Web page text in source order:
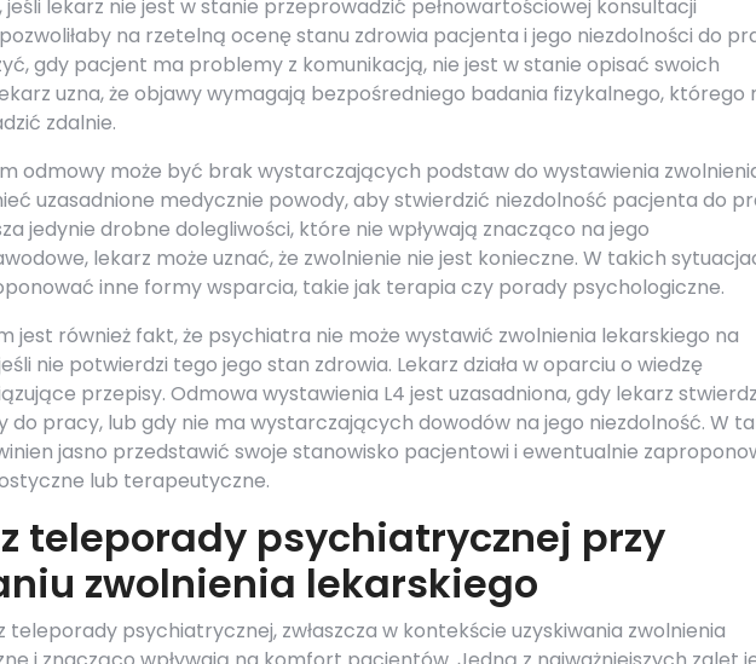
jeśli lekarz nie jest w stanie przeprowadzić pełnowartościowej konsultacji
na rzetelną ocenę stanu zdrowia pacjenta i jego niezdolności do
gdy pacjent ma problemy z komunikacją, nie jest w stanie opisać swoich
uzna, że objawy wymagają bezpośredniego badania fizykalnego, którego
zdalnie.
odmowy może być brak wystarczających podstaw do wystawienia
uzasadnione medycznie powody, aby stwierdzić niezdolność pacjenta do
jedynie drobne dolegliwości, które nie wpływają znacząco na jego
lekarz może uznać, że zwolnienie nie jest konieczne. W takich
inne formy wsparcia, takie jak terapia czy porady psychologiczne.
jest również fakt, że psychiatra nie może wystawić zwolnienia lekarskiego na
nie potwierdzi tego jego stan zdrowia. Lekarz działa w oparciu o wiedzę
przepisy. Odmowa wystawienia L4 jest uzasadniona, gdy lekarz
do pracy, lub gdy nie ma wystarczających dowodów na jego niezdolność. W
jasno przedstawić swoje stanowisko pacjentowi i ewentualnie
lub terapeutyczne.
teleporady psychiatrycznej przy
zwolnienia lekarskiego
teleporady psychiatrycznej, zwłaszcza w kontekście uzyskiwania zwolnienia